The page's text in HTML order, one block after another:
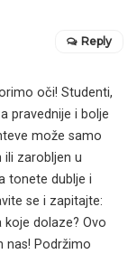
oči! Studenti,
pravednije i bolje
može samo
ili zarobljen u
tonete dublje i
se i zapitajte:
dolaze? Ovo
nas! Podržimo
Reply